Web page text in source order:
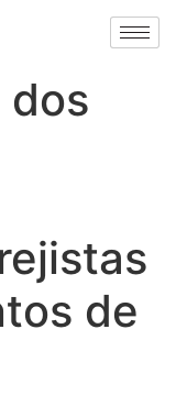
dos
de